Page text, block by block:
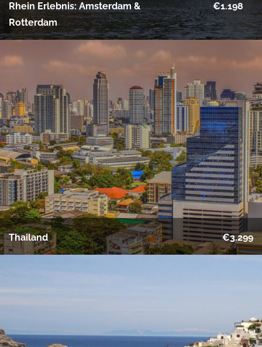
Rhein Erlebnis: Amsterdam &
Rotterdam
€1.198
Thailand €3.299